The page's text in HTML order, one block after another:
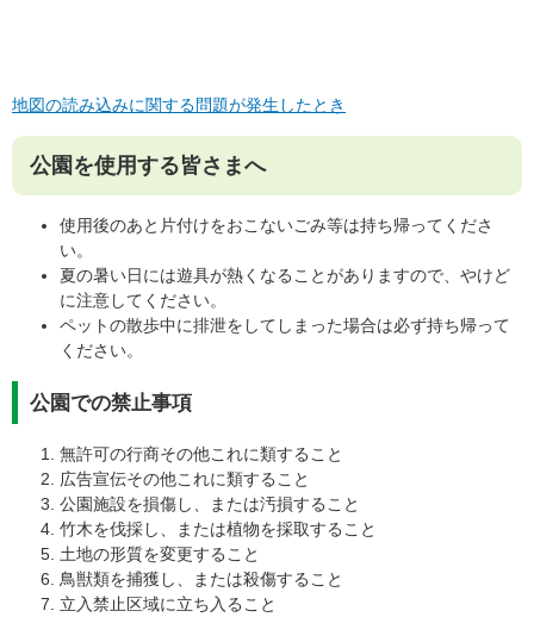
地図の読み込みに関する問題が発生したとき
公園を使用する皆さまへ
使用後のあと片付けをおこないごみ等は持ち帰ってくださ
い。
夏の暑い日には遊具が熱くなることがありますので、やけど
に注意してください。
ペットの散歩中に排泄をしてしまった場合は必ず持ち帰って
ください。
公園での禁止事項
無許可の行商その他これに類すること
広告宣伝その他これに類すること
公園施設を損傷し、または汚損すること
竹木を伐採し、または植物を採取すること
土地の形質を変更すること
鳥獣類を捕獲し、または殺傷すること
立入禁止区域に立ち入ること